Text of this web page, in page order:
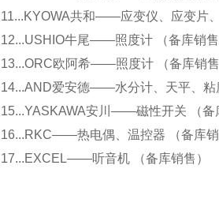
11...KYOWA共和——应变仪、应变片
12...USHIO牛尾——照度计 （备库销售
13...ORC欧阿希——照度计 （备库销售
14...AND爱安德——水分计、天平、粘
15...YASKAWA安川——磁性开关 （备
16...RKC——热电偶、温控器 （备库销
17...EXCEL——听音机 （备库销售）